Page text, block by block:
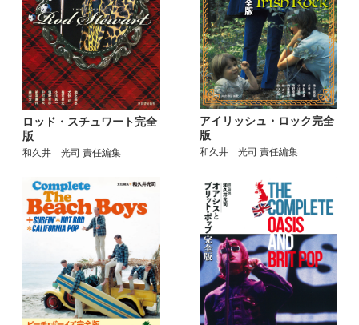
ロッド・スチュワート完全
版
和久井 光司 責任編集
アイリッシュ・ロック完全
版
和久井 光司 責任編集